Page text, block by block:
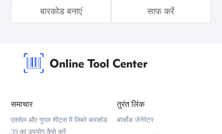
11
14
17
बारकोड बनाएं साफ करें
समाचार
एक्सेल और गूगल शीट्स में लिबरे बारकोड
39 का उपयोग कैसे करें
तुरंत लिंक
बार्कोड जेनेरेटर